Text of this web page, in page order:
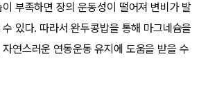
부족하면 장의 운동성이 떨어져 변비가 발
있다. 따라서 완두콩밥을 통해 마그네슘을
연스러운 연동운동 유지에 도움을 받을 수